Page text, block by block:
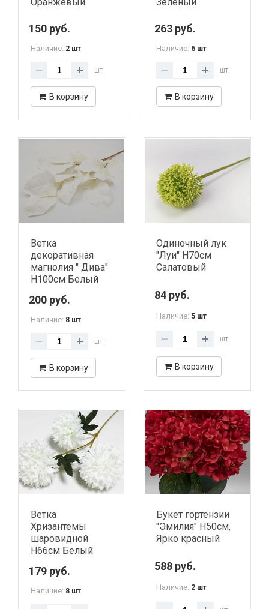
150 руб.
Наличие: 2 шт
шт
В корзину
263 руб.
Наличие: 6 шт
шт
В корзину
Ветка
декоративная
магнолия " Дива"
H100см Белый
200 руб.
Наличие: 8 шт
шт
В корзину
Одиночный лук
"Луи" H70см
Салатовый
84 руб.
Наличие: 5 шт
шт
В корзину
Ветка
Хризантемы
шаровидной
Н66см Белый
179 руб.
Наличие: 8 шт
Букет гортензии
"Эмилия" H50см,
Ярко красный
588 руб.
Наличие: 2 шт